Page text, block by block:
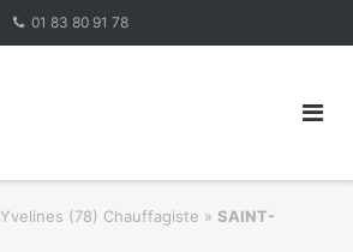
01 83 80 91 78
Yvelines (78) Chauffagiste » SAINT-